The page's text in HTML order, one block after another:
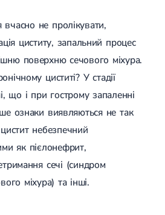
Ультразвукова терапія
Ударно-хвильова терапія
Лазерна терапія
після перелому
після ендопротезування
після артроскопії
фізкультура
не пролікувати,
циститу, запальний процес
поверхню сечового міхура.
циститі? У стадії
що і при гострому запаленні
ознаки виявляються не так
небезпечний
як пієлонефрит,
сечі (синдром
міхура) та інші.